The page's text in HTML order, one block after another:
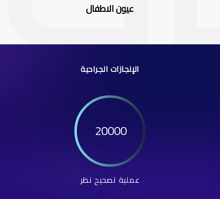
عيون الاطفال
الإنجازات الجراحية
20000
عملية تصحيح نظر